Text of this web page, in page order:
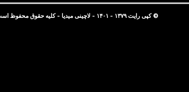
© کپی رایت ۱۳۷۹ - ۱۴۰۱ - لاچینی میدیا - کلیه حقوق محفوظ است